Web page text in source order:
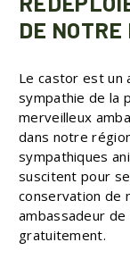
DE NOTRE
Le castor est un
sympathie de la
merveilleux
dans notre
sympathiques
suscitent pour
conservation de
ambassadeur
gratuitement.